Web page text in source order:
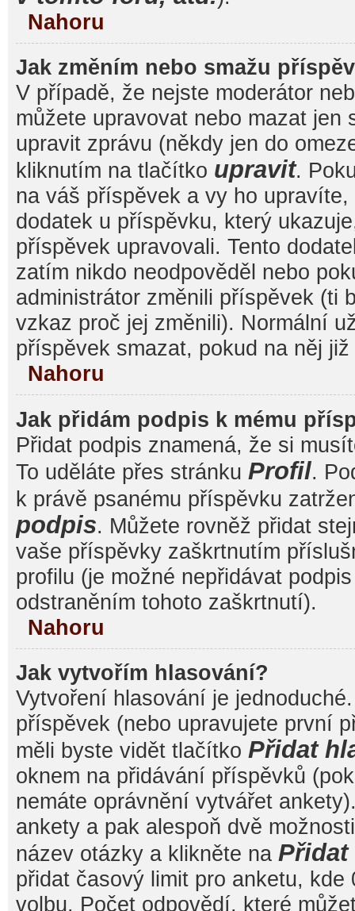
Nahoru
Jak změním nebo smažu
V případě, že nejste moderátor
můžete upravovat nebo mazat jen
upravit zprávu (někdy jen do
kliknutím na tlačítko upravit.
na váš příspěvek a vy ho
dodatek u příspěvku, který
příspěvek upravovali. Tento
zatím nikdo neodpověděl nebo
administrátor změnili příspěvek (ti
vzkaz proč jej změnili). Normální
příspěvek smazat, pokud na něj
Nahoru
Jak přidám podpis k mému
Přidat podpis znamená, že si
To uděláte přes stránku Profil.
k právě psanému příspěvku
podpis. Můžete rovněž přidat
vaše příspěvky zaškrtnutím
profilu (je možné nepřidávat
odstraněním tohoto zaškrtnutí).
Nahoru
Jak vytvořím hlasování?
Vytvoření hlasování je
příspěvek (nebo upravujete první
měli byste vidět tlačítko Přidat
oknem na přidávání příspěvků
nemáte oprávnění vytvářet
ankety a pak alespoň dvě
název otázky a klikněte na
přidat časový limit pro anketu, kde
volbu. Počet odpovědí, které